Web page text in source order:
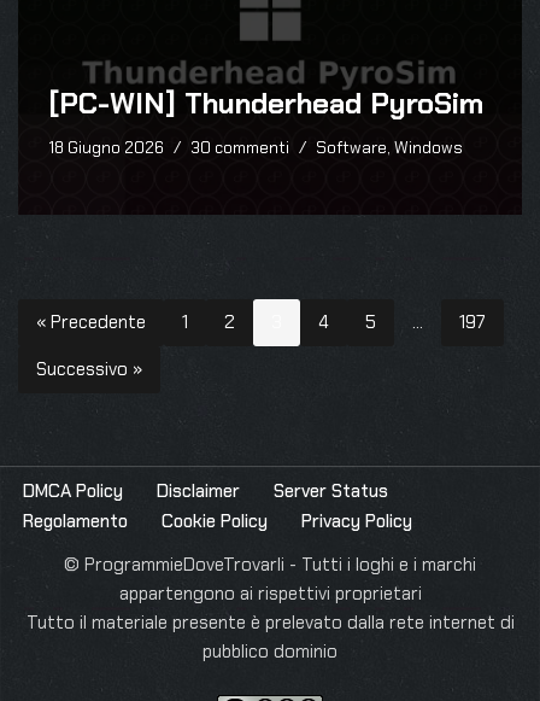
[PC-WIN] Thunderhead PyroSim
18 Giugno 2026 30 commenti Software, Windows
« Precedente 1 2 4 5 …
197
Successivo »
DMCA Policy Disclaimer
Server Status
Regolamento
Cookie Policy
Privacy Policy
© ProgrammieDoveTrovarli - Tutti i loghi e i marchi
appartengono ai rispettivi proprietari
Tutto il materiale presente è prelevato dalla rete internet di
pubblico dominio